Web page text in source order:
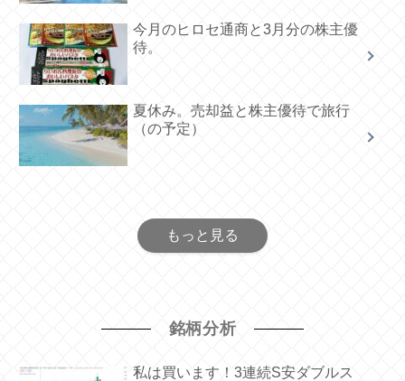
今月のヒロセ通商と3月分の株主優
待。
夏休み。売却益と株主優待で旅行
（の予定）
もっと見る
銘柄分析
私は買います！3連続S安ダブルス